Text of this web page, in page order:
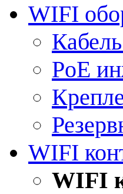
WIFI
PoE
WIFI
WIFI